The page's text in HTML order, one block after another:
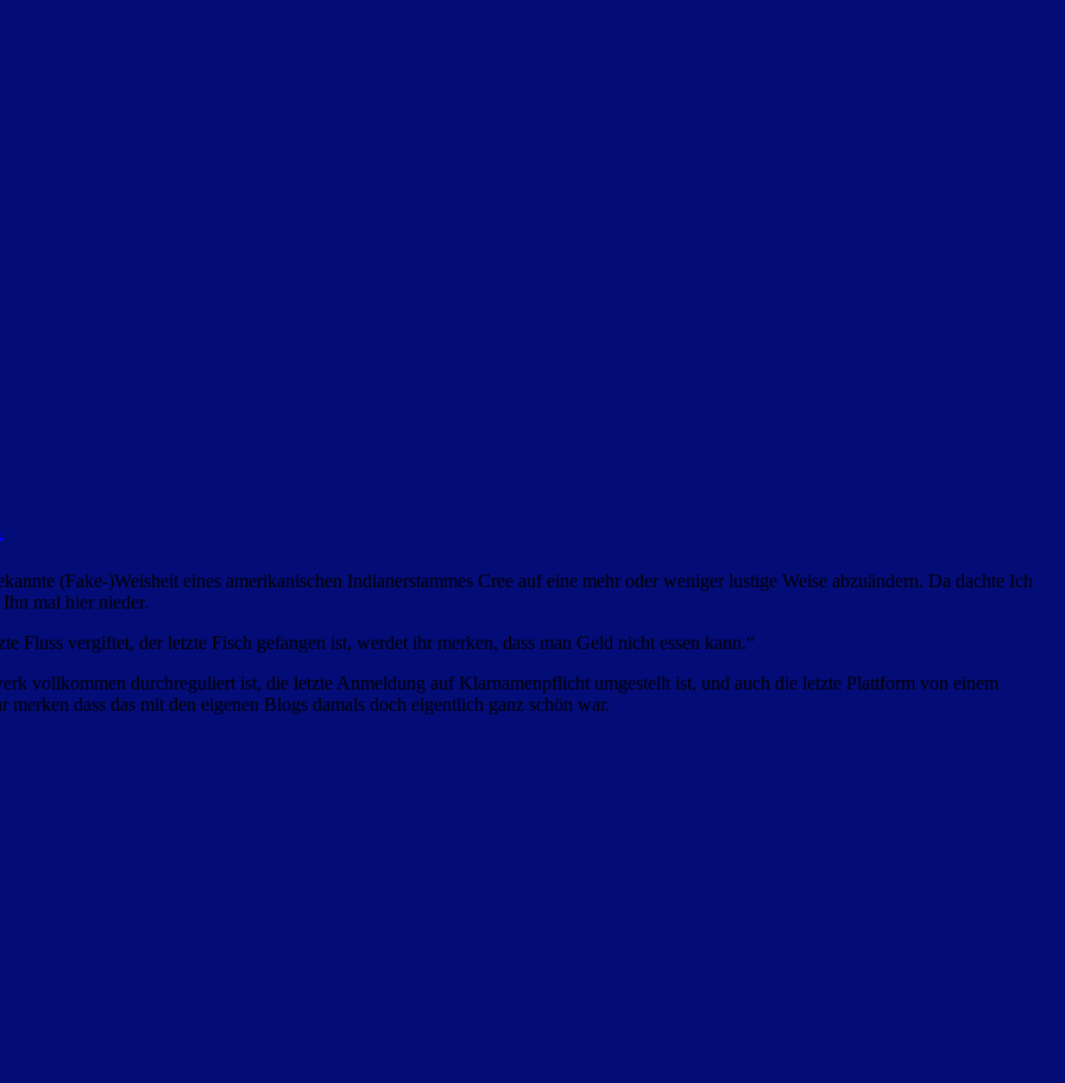
(Fake-)Weisheit eines amerikanischen Indianerstammes Cree auf eine mehr oder weniger lustige Weise abzuändern. Da dachte Ich
mal hier nieder.
Fluss vergiftet, der letzte Fisch gefangen ist, werdet ihr merken, dass man Geld nicht essen kann.“
vollkommen durchreguliert ist, die letzte Anmeldung auf Klarnamenpflicht umgestellt ist, und auch die letzte Plattform von einem
dass das mit den eigenen Blogs damals doch eigentlich ganz schön war.